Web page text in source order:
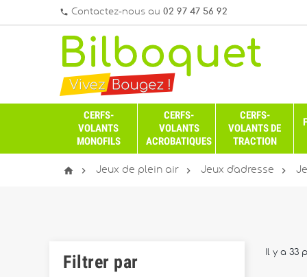
phone Contactez-nous au 02 97 47 56 92
CERFS-
VOLANTS
MONOFILS
CERFS-
VOLANTS
ACROBATIQUES
CERFS-
VOLANTS DE
TRACTION
  Jeux de plein air  Jeux d'adresse 
Filtrer par Il y a 33